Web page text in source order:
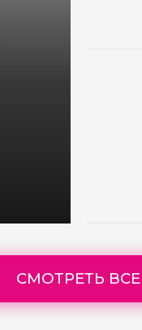
СМОТРЕТЬ ВСЕ